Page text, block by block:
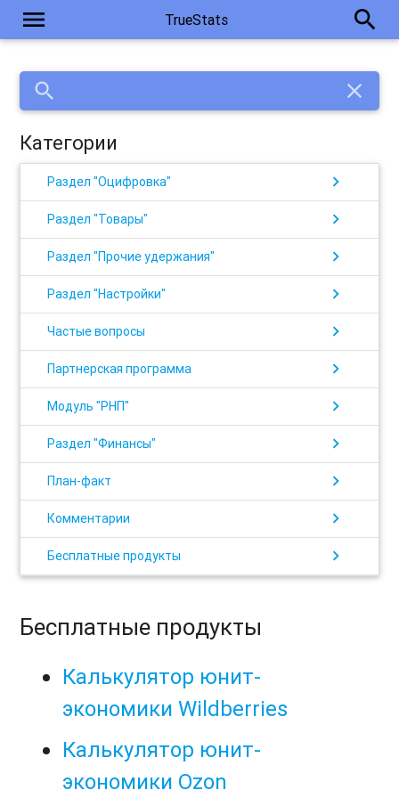
menu TrueStats search
search close
Категории
Раздел "Оцифровка" chevron_right
Раздел "Товары" chevron_right
Раздел "Прочие удержания" chevron_right
Раздел "Настройки" chevron_right
Частые вопросы chevron_right
Партнерская программа chevron_right
Модуль "РНП" chevron_right
Раздел "Финансы" chevron_right
План-факт chevron_right
Комментарии chevron_right
Бесплатные продукты chevron_right
Бесплатные продукты
Калькулятор юнит-
экономики Wildberries
Калькулятор юнит-
экономики Ozon